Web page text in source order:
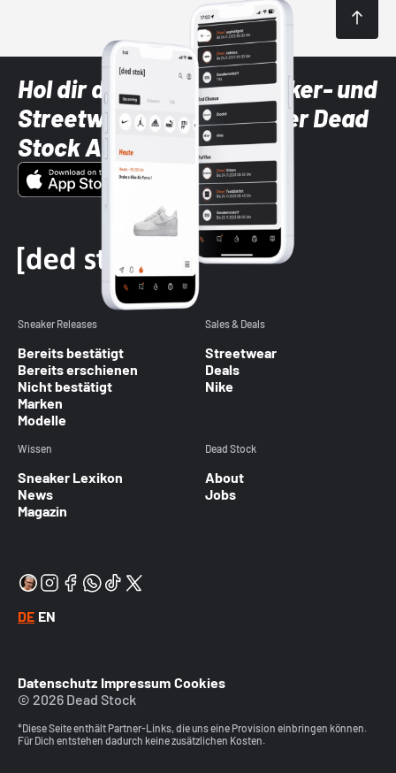
Hol dir die neuesten Sneaker- und
Streetwear-Brands mit der Dead
Stock App
Sneaker Releases
Bereits bestätigt
Bereits erschienen
Nicht bestätigt
Marken
Modelle
Sales & Deals
Streetwear
Deals
Nike
Wissen
Sneaker Lexikon
News
Magazin
Dead Stock
About
Jobs
DE EN
Datenschutz Impressum Cookies
© 2026 Dead Stock
*Diese Seite enthält Partner-Links, die uns eine Provision einbringen können.
Für Dich entstehen dadurch keine zusätzlichen Kosten.